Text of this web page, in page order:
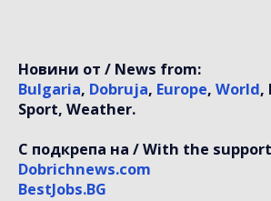
Новини от / News from:
Bulgaria, Dobruja, Europe, World,
Sport, Weather.
С подкрепа на / With the
Dobrichnews.com
BestJobs.BG